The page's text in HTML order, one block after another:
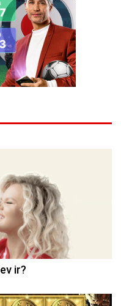
ir?